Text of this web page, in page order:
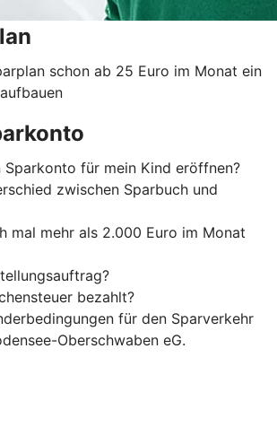
schon ab 25 Euro im Monat ein
Sparkonto für mein Kind eröffnen?
zwischen Sparbuch und
mal mehr als 2.000 Euro im Monat
bezahlt?
für den Sparverkehr
Oberschwaben eG.